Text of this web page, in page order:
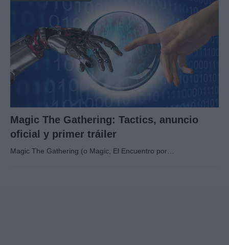
Magic The Gathering: Tactics, anuncio
oficial y primer tráiler
Magic The Gathering (o Magic, El Encuentro por…